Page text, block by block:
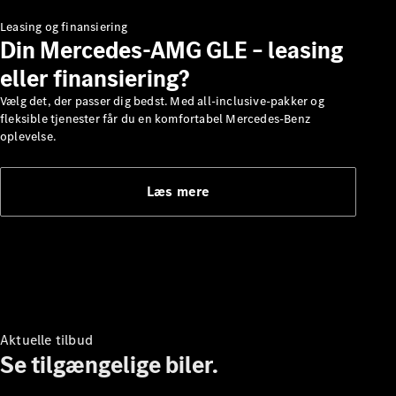
Om os
AMG
MAYBACH
G-Klasse
Teknologi og
innovationer
kørsel og
Sikkerhedssystemer
Leasing og finansiering
Din Mercedes-AMG GLE – leasing
eller finansiering?
Vælg det, der passer dig bedst. Med all-inclusive-pakker og
fleksible tjenester får du en komfortabel Mercedes-Benz
oplevelse.
Læs mere
Aktuelle tilbud
Se tilgængelige biler.